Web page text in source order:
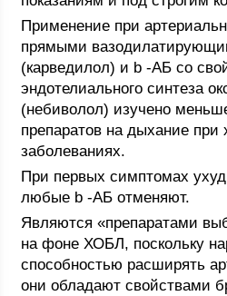
Применение при
прямыми
(карведилол) и b -АБ со
эндотелиального синтеза
(небиволол) изучено
препаратов на дыхание при
заболеваниях.
При первых симптомах
любые b -АБ отменяют.
Являются «препаратами
на фоне ХОБЛ, поскольку
способностью расширять
они обладают свойствами